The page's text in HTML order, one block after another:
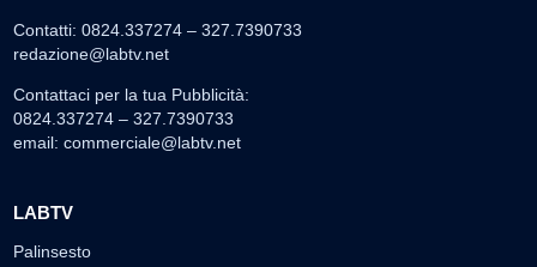
Contatti: 0824.337274 – 327.7390733
redazione@labtv.net
Contattaci per la tua Pubblicità:
0824.337274 – 327.7390733
email: commerciale@labtv.net
LABTV
Palinsesto